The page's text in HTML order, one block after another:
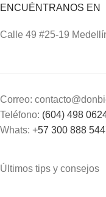
ENCUÉNTRANOS EN
Calle 49 #25-19
Correo:
Teléfono: (604) 498
Whats: +57 300 888
Últimos tips y consejos